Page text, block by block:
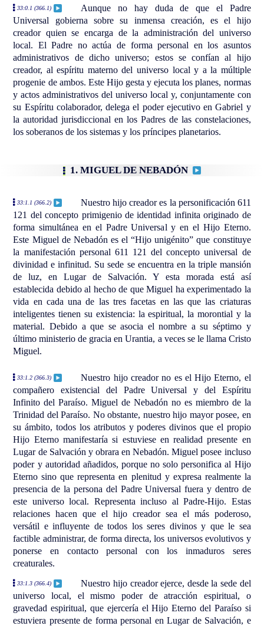
33:0.1 (366.1)
Aunque no hay duda de que el Padre
Universal gobierna sobre su inmensa creación, es el hijo
creador quien se encarga de la administración del universo
local. El Padre no actúa de forma personal en los asuntos
administrativos de dicho universo; estos se confían al hijo
creador, al espíritu materno del universo local y a la múltiple
progenie de ambos. Este Hijo gesta y ejecuta los planes, normas
y actos administrativos del universo local y, conjuntamente con
su Espíritu colaborador, delega el poder ejecutivo en Gabriel y
la autoridad jurisdiccional en los Padres de las constelaciones,
los soberanos de los sistemas y los príncipes planetarios.
1. MIGUEL DE NEBADÓN
33:1.1 (366.2)
Nuestro hijo creador es la personificación 611
121 del concepto primigenio de identidad infinita originado de
forma simultánea en el Padre Universal y en el Hijo Eterno.
Este Miguel de Nebadón es el “Hijo unigénito” que constituye
la manifestación personal 611 121 del concepto universal de
divinidad e infinitud. Su sede se encuentra en la triple mansión
de luz, en Lugar de Salvación. Y esta morada está así
establecida debido al hecho de que Miguel ha experimentado la
vida en cada una de las tres facetas en las que las criaturas
inteligentes tienen su existencia: la espiritual, la morontial y la
material. Debido a que se asocia el nombre a su séptimo y
último ministerio de gracia en Urantia, a veces se le llama Cristo
Miguel.
33:1.2 (366.3)
Nuestro hijo creador no es el Hijo Eterno, el
compañero existencial del Padre Universal y del Espíritu
Infinito del Paraíso. Miguel de Nebadón no es miembro de la
Trinidad del Paraíso. No obstante, nuestro hijo mayor posee, en
su ámbito, todos los atributos y poderes divinos que el propio
Hijo Eterno manifestaría si estuviese en realidad presente en
Lugar de Salvación y obrara en Nebadón. Miguel posee incluso
poder y autoridad añadidos, porque no solo personifica al Hijo
Eterno sino que representa en plenitud y expresa realmente la
presencia de la persona del Padre Universal fuera y dentro de
este universo local. Representa incluso al Padre-Hijo. Estas
relaciones hacen que el hijo creador sea el más poderoso,
versátil e influyente de todos los seres divinos y que le sea
factible administrar, de forma directa, los universos evolutivos y
ponerse en contacto personal con los inmaduros seres
creaturales.
33:1.3 (366.4)
Nuestro hijo creador ejerce, desde la sede del
universo local, el mismo poder de atracción espiritual, o
gravedad espiritual, que ejercería el Hijo Eterno del Paraíso si
estuviera presente de forma personal en Lugar de Salvación, e